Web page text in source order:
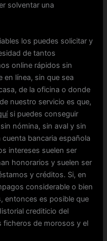
solventar una
los puedes solicitar y
de tantos
online rápidos sin
en línea, sin que sea
de la oficina o donde
nuestro servicio es que,
si puedes conseguir
nómina, sin aval y sin
bancaria española
intereses suelen ser
honorarios y suelen ser
y créditos. Si, en
considerable o bien
entonces es posible que
crediticio del
ficheros de morosos y el